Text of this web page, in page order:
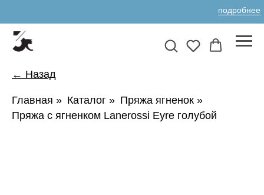
подробнее
← Назад
Главная » Каталог » Пряжа ягненок »
Пряжа с ягненком Lanerossi Eyre голубой